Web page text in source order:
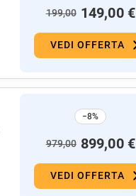
199,00 149,00 €
VEDI OFFERTA
−8%
979,00 899,00 €
VEDI OFFERTA